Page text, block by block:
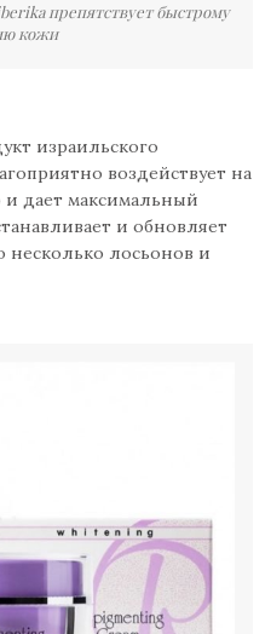
препятствует быстрому
кожи
израильского
воздействует на
и дает максимальный
и обновляет
несколько лосьонов и